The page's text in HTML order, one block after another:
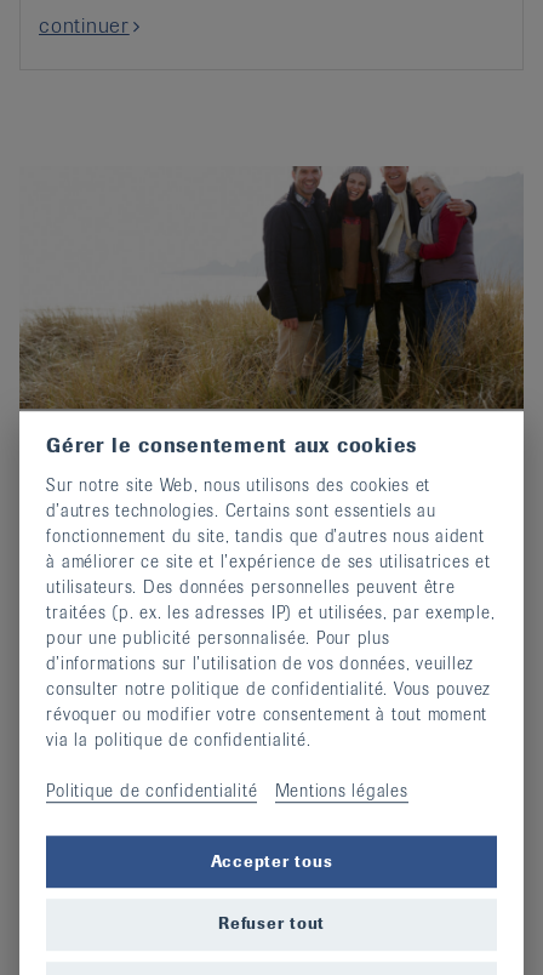
continuer
maintenant !
02 octobre 2025
Invitation au concours d'écriture de EULAR.
continuer
Gérer le consentement aux cookies
Sur notre site Web, nous utilisons des cookies et
d’autres technologies. Certains sont essentiels au
fonctionnement du site, tandis que d’autres nous aident
à améliorer ce site et l’expérience de ses utilisatrices et
utilisateurs. Des données personnelles peuvent être
traitées (p. ex. les adresses IP) et utilisées, par exemple,
pour une publicité personnalisée. Pour plus
d’informations sur l’utilisation de vos données, veuillez
consulter notre politique de confidentialité. Vous pouvez
révoquer ou modifier votre consentement à tout moment
via la politique de confidentialité.
Politique de confidentialité Mentions légales
Accepter tous
Refuser tout